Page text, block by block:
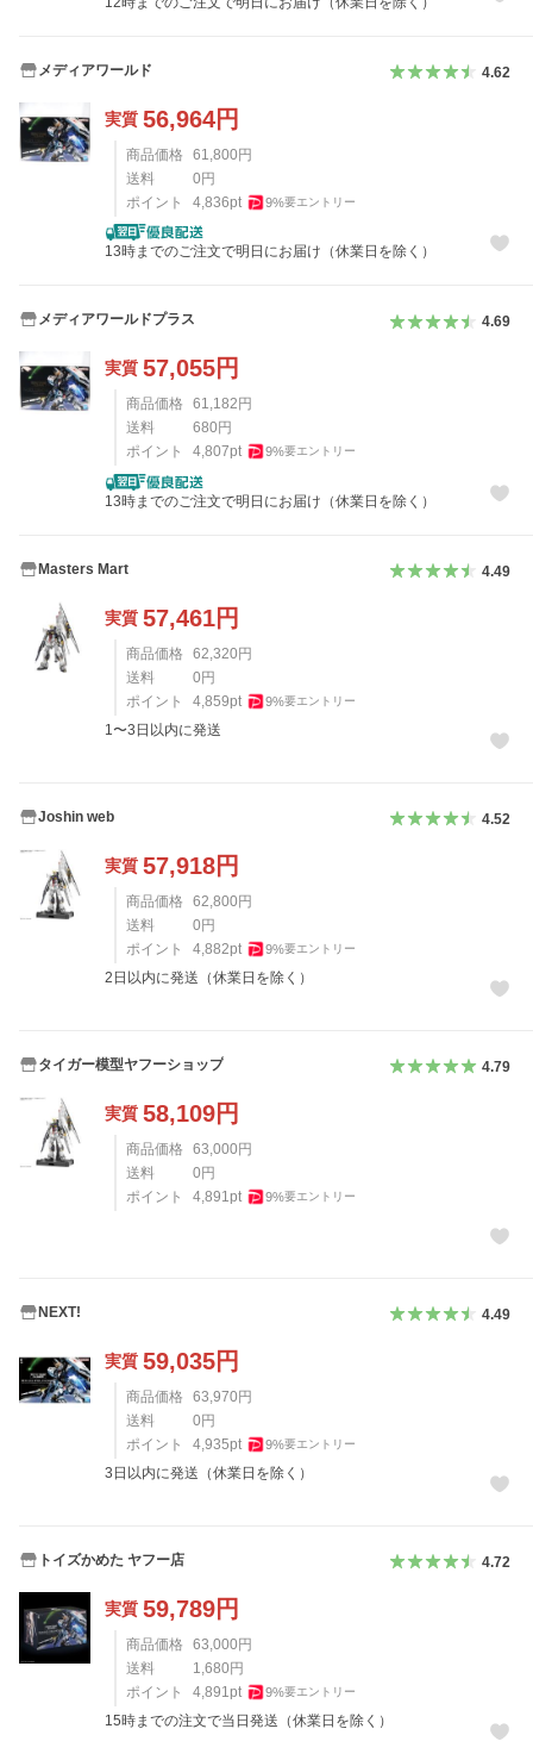
メディアワールド 4.62
実質 56,964円
商品価格 61,800円
送料
0円
ポイント
4,836pt 9%要エントリー
13時までのご注文で明日にお届け（休業日を除く）
メディアワールドプラス 4.69
実質 57,055円
商品価格 61,182 円
送料
680 円
ポイント
4,807pt 9%要エントリー
13時までのご注文で明日にお届け（休業日を除く）
Masters Mart 4.49
実質 57,461円
商品価格 62,320円
送料
0円
ポイント
4,859pt 9%要エントリー
1〜3日以内に発送
Joshin web 4.52
実質 57,918円
商品価格 62,800円
送料
0円
ポイント
4,882pt 9%要エントリー
2日以内に発送（休業日を除く）
タイガー模型ヤフーショップ 4.79
実質 58,109円
商品価格 63,000円
送料
0円
ポイント
4,891 pt 9%要エントリー
NEXT! 4.49
実質 59,035円
商品価格 63,970円
送料
0円
ポイント
4,935pt 9%要エントリー
3日以内に発送（休業日を除く）
トイズかめた ヤフー店 4.72
実質 59,789円
商品価格 63,000円
送料
1,680円
ポイント
4,891 pt 9%要エントリー
15時までの注文で当日発送（休業日を除く）